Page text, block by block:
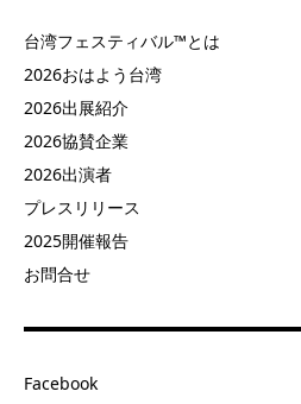
台湾フェスティバル™とは
2026おはよう台湾
2026出展紹介
2026協賛企業
2026出演者
プレスリリース
2025開催報告
お問合せ
Facebook